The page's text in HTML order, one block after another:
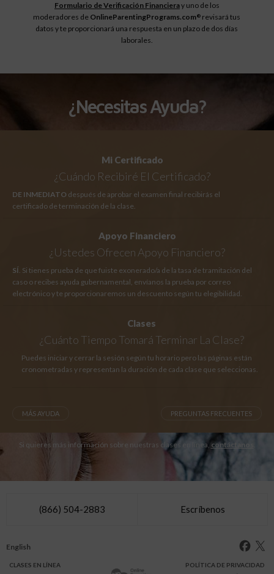
Formulario de Verificación Financieray uno de los
moderadores de OnlineParentingPrograms.com® revisará tus
datos y te proporcionará una respuesta en un plazo de dos días
laborales.
¿Necesitas Ayuda?
Mi Certificado
¿Cuándo Recibiré El Certificado?
DE INMEDIATO después de aprobar el examen final recibirás el
certificado de terminación de la clase.
Apoyo Financiero
¿Ustedes Ofrecen Apoyo Financiero?
SÍ. Si tienes prueba de que fuiste exonerado/a de la tasa de tramitación del
caso o recibes ayuda gubernamental, envíanos la prueba por correo
electrónico y te proporcionaremos un descuento según tu elegibilidad.
Clases
¿Cuánto Tiempo Tomará Terminar La Clase?
Puedes iniciar y cerrar la sesión según tu horario pero las páginas están
cronometradas y representan la duración de cada clase que seleccionas.
MÁS AYUDA PREGUNTAS FRECUENTES
Si quieres más información sobre nuestras clases en línea, contáctanos
(866) 504-2883 Escríbenos
English
CLASES EN LÍNEA
POLÍTICA DE PRIVACIDAD